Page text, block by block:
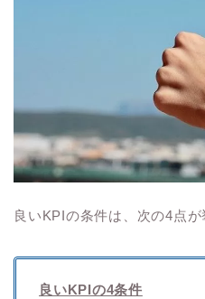
良いKPIの条件は、次の4点が
良いKPIの4条件